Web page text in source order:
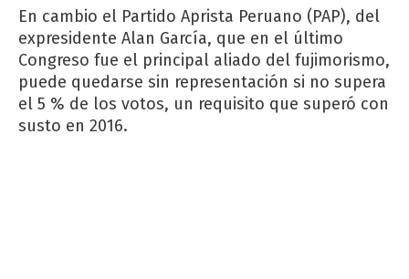
En cambio el Partido Aprista Peruano (PAP), del
expresidente Alan García, que en el último
Congreso fue el principal aliado del fujimorismo,
puede quedarse sin representación si no supera
el 5 % de los votos, un requisito que superó con
susto en 2016.